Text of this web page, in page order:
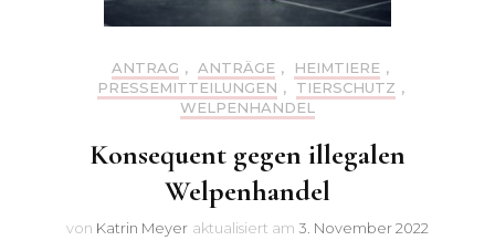
ANTRAG , ANTRÄGE , HEIMTIERE ,
PRESSEMITTEILUNGEN , TIERSCHUTZ ,
WELPENHANDEL
Konsequent gegen illegalen
Welpenhandel
von Katrin Meyer aktualisiert am 3. November 2022